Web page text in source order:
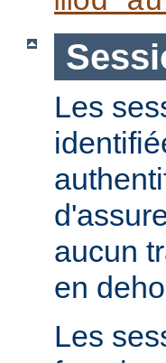
Les
aucun
en
Les